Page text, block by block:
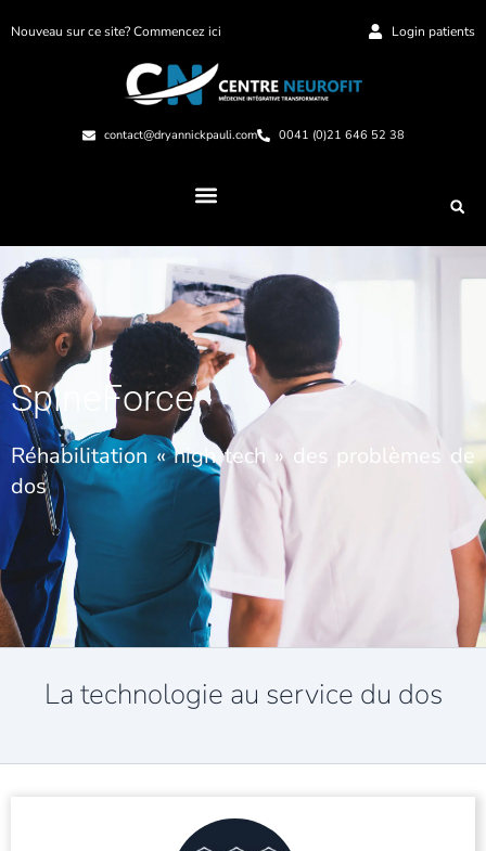
Nouveau sur ce site? Commencez ici Login patients
contact@dryannickpauli.com 0041 (0)21 646 52 38
SpineForce
Réhabilitation « high tech » des problèmes de
dos
La technologie au service du dos